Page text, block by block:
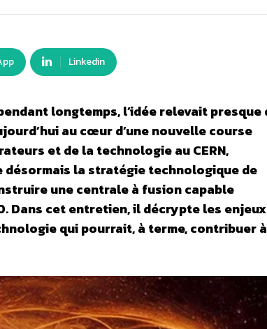
Linkedin
longtemps, l’idée relevait presque
au cœur d’une nouvelle course
et de la technologie au CERN,
désormais la stratégie technologique de
une centrale à fusion capable
Dans cet entretien, il décrypte les enjeux
qui pourrait, à terme, contribuer à